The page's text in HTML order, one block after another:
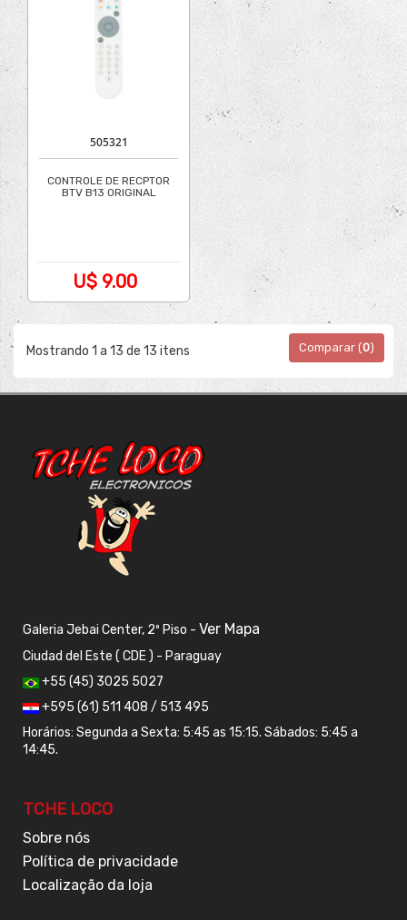
505321
CONTROLE DE RECPTOR
BTV B13 ORIGINAL
U$ 9.00
Mostrando 1 a 13 de 13 itens Comparar (0)
Galeria Jebai Center, 2º Piso - Ver Mapa
Ciudad del Este ( CDE ) - Paraguay
+55 (45) 3025 5027
+595 (61) 511 408 / 513 495
Horários: Segunda a Sexta: 5:45 as 15:15. Sábados: 5:45 a
14:45.
TCHE LOCO
Sobre nós
Política de privacidade
Localização da loja